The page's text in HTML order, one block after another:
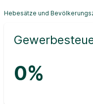
Hebesätze und
0%